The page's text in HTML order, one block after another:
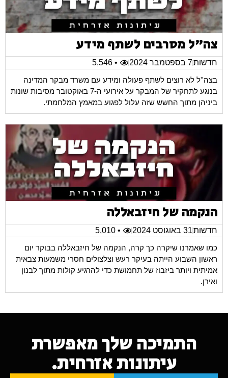
צה"ל מסרבים לשתף מידע
חדשות7 בספטמבר 2024
• 5,546
בצה''ל לא רוצים לשתף פעולה ומידע עם משרד מבקר המדינה
בנוגע לתחקיר של המבקר על אירועי ה-7 באוקטובר מסיבות שונות
ביניהן מתוך החשש שזה עלול לפגוע במאמץ המלחמתי.
הנקמה של חיזבאללה
חדשות31 באוגוסט 2024
• 5,010
כמו שאמרנו שיקרה כך קרה, הנקמה של חיזבאללה בבוקר יום
ראשון השבוע הייתה בעיקר רעש וצלצולים חסרי משמעות צבאית
אמיתית ויותר ביזבוז של תחמושת כדי להרגיע קולות מתוך לבנון
ואירן.
התמיכה שלך מאפשרת
עיתונות אזרחית.